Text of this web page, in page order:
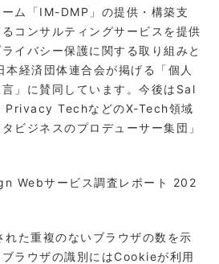
ム「IM-DMP」の提供・構築支
コンサルティングサービスを提供
イバシー保護に関する取り組みと
本経済団体連合会が掲げる「個人
」に賛同しています。今後はSal
TechなどのX-Tech領域
ビジネスのプロデューサー集団」
Webサービス調査レポート 202
た重複のないブラウザの数を⽰
ラウザの識別にはCookieが利⽤